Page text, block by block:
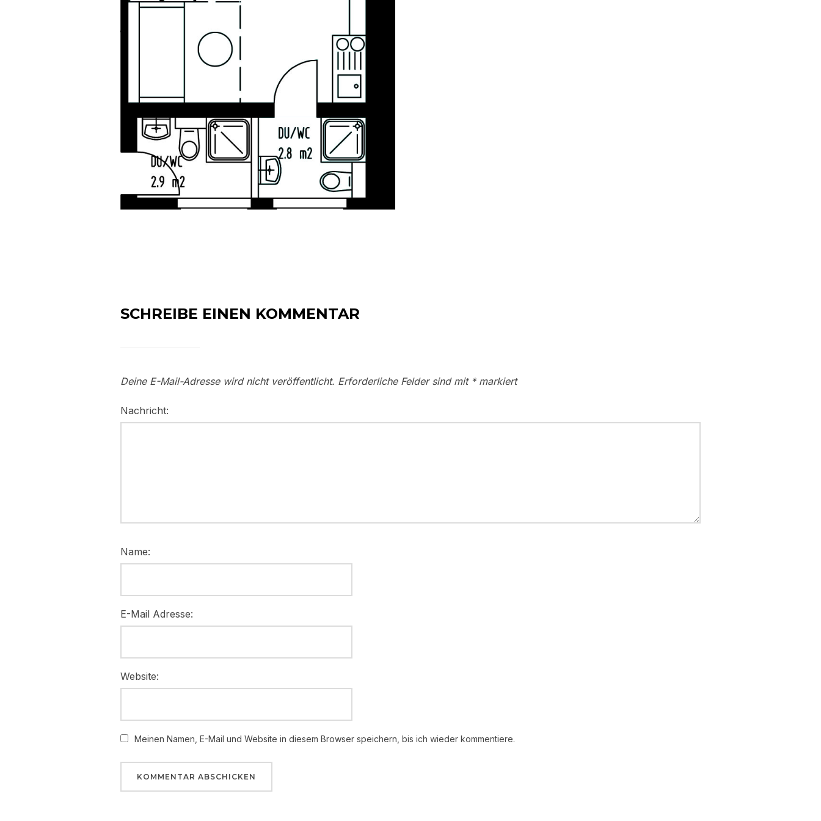
SCHREIBE EINEN KOMMENTAR
Deine E-Mail-Adresse wird nicht veröffentlicht. Erforderliche Felder sind mit *markiert
Nachricht:
Name:
E-Mail Adresse:
Website:
Meinen Namen, E-Mail und Website in diesem Browser speichern, bis ich wieder kommentiere.